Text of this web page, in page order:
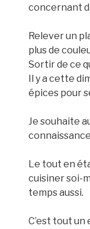
concernant
Relever un
plus de
Sortir de ce
Il y a cette
épices pour
Je souhaite
Le tout en
cuisiner soi-
temps aussi.
C’est tout